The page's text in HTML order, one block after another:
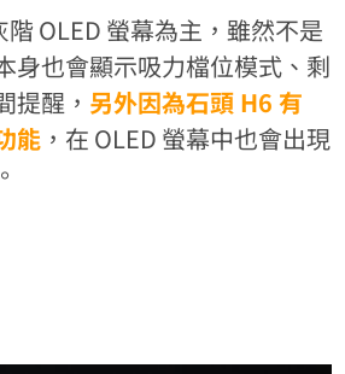
OLED 螢幕為主，雖然不是
身也會顯示吸力檔位模式、剩
提醒， 另外因為石頭 H6 有
能 ，在 OLED 螢幕中也會出現